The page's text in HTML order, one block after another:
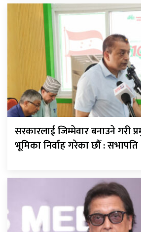
सरकारलाई जिम्मेवार बनाउने गरी
भूमिका निर्वाह गरेका छौँ : सभापति